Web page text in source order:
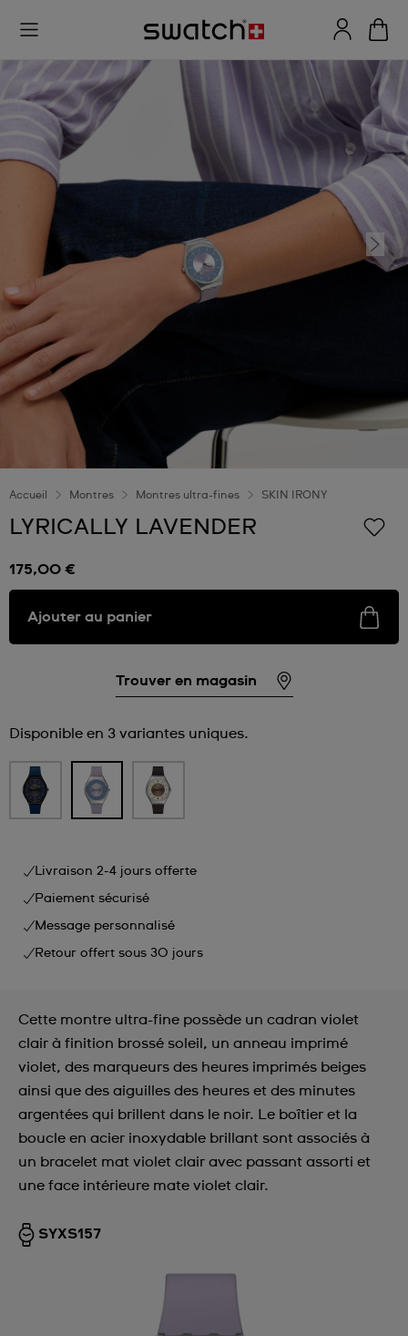
Accueil Montres Montres ultra-fines SKIN IRONY
LYRICALLY LAVENDER
175,00 €
Ajouter au panier
Trouver en magasin
Disponible en 3 variantes uniques.
Livraison 2-4 jours offerte
Paiement sécurisé
Message personnalisé
Retour offert sous 30 jours
Cette montre ultra-fine possède un cadran violet
clair à finition brossé soleil, un anneau imprimé
violet, des marqueurs des heures imprimés beiges
ainsi que des aiguilles des heures et des minutes
argentées qui brillent dans le noir. Le boîtier et la
boucle en acier inoxydable brillant sont associés à
un bracelet mat violet clair avec passant assorti et
une face intérieure mate violet clair.
SYXS157